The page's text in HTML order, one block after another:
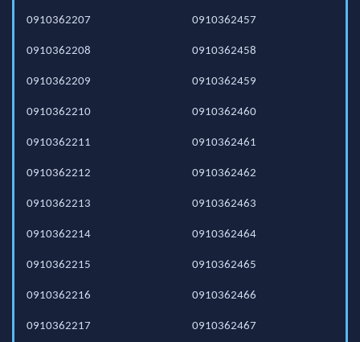
0910362207
0910362208
0910362209
0910362210
0910362211
0910362212
0910362213
0910362214
0910362215
0910362216
0910362217
0910362457
0910362458
0910362459
0910362460
0910362461
0910362462
0910362463
0910362464
0910362465
0910362466
0910362467